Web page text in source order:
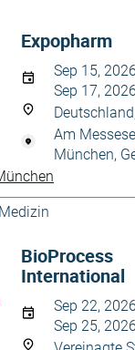
Expopharm
Sep 15, 2026
Sep 17, 2026
Am
München,
Medizin
BioProcess
International
Sep 22, 2026
Sep 25, 2026